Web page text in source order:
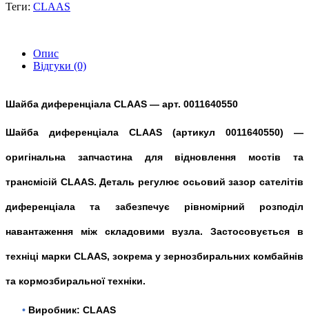
Теги: CLAAS
Опис
Відгуки (0)
Шайба диференціала CLAAS — арт. 0011640550
Шайба диференціала CLAAS (артикул 0011640550) —
оригінальна запчастина для відновлення мостів та
трансмісій CLAAS. Деталь регулює осьовий зазор сателітів
диференціала та забезпечує рівномірний розподіл
навантаження між складовими вузла. Застосовується в
техніці марки CLAAS, зокрема у зернозбиральних комбайнів
та кормозбиральної техніки.
• Виробник: CLAAS